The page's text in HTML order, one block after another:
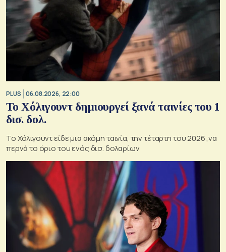
PLUS 06.08.2026, 22:00
Το Χόλιγουντ δημιουργεί ξανά ταινίες του 1
δισ. δολ.
Το Χόλιγουντ είδε μια ακόμη ταινία, την τέταρτη του 2026 ,να
περνά το όριο του ενός δισ. δολαρίων